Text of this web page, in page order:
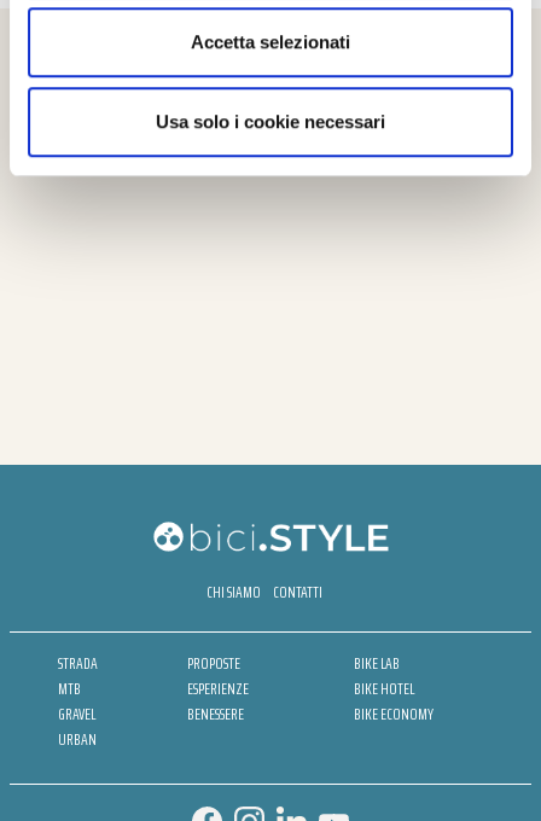
Accetta selezionati
Usa solo i cookie necessari
CHI SIAMO CONTATTI
STRADA
MTB
GRAVEL
URBAN
PROPOSTE
ESPERIENZE
BENESSERE
BIKE LAB
BIKE HOTEL
BIKE ECONOMY